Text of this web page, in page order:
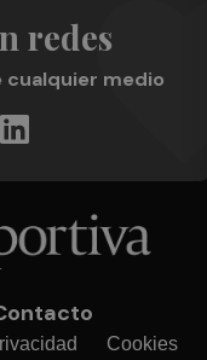
redes
cualquier medio
Cookies